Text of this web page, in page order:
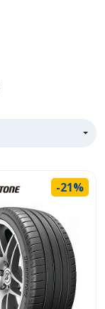
-21%